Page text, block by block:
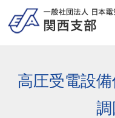
高圧受電設
調